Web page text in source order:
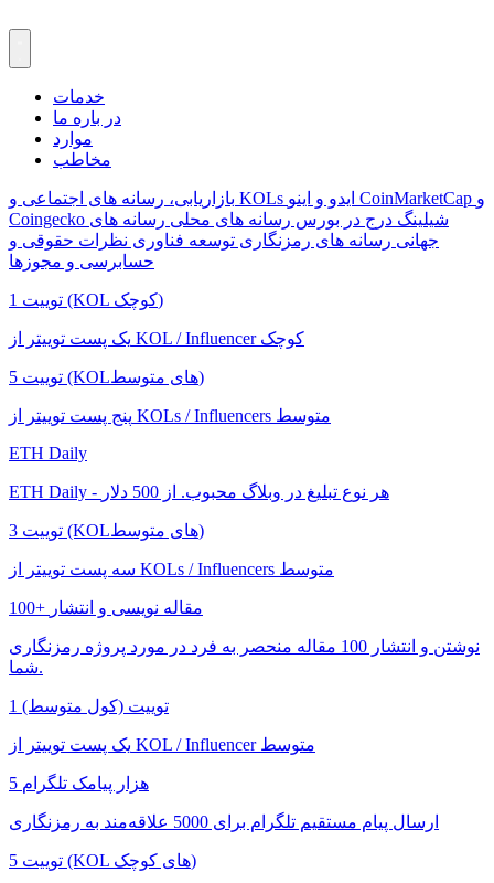
خدمات
در باره ما
موارد
مخاطب
بازاریابی، رسانه های اجتماعی و KOLs
CoinMarketCap و
Coingecko
شیلینگ درج در بورس رسانه های محلی رسانه های
جهانی رسانه های رمزنگاری توسعه فناوری نظرات حقوقی و
حسابرسی و مجوزها
1 توییت (KOL کوچک)
یک پست توییتر از KOL / Influencer کوچک
5 توییت (KOLهای متوسط)
پنج پست توییتر از KOLs / Influencers متوسط
ETH Daily
ETH Daily - هر نوع تبلیغ در وبلاگ محبوب. از 500 دلار
3 توییت (KOLهای متوسط)
سه پست توییتر از KOLs / Influencers متوسط
100+ مقاله نویسی و انتشار
نوشتن و انتشار 100 مقاله منحصر به فرد در مورد پروژه رمزنگاری
شما.
1 توییت (کول متوسط)
یک پست توییتر از KOL / Influencer متوسط
5 هزار پیامک تلگرام
ارسال پیام مستقیم تلگرام برای 5000 علاقه‌مند به رمزنگاری
5 توییت (KOL های کوچک)